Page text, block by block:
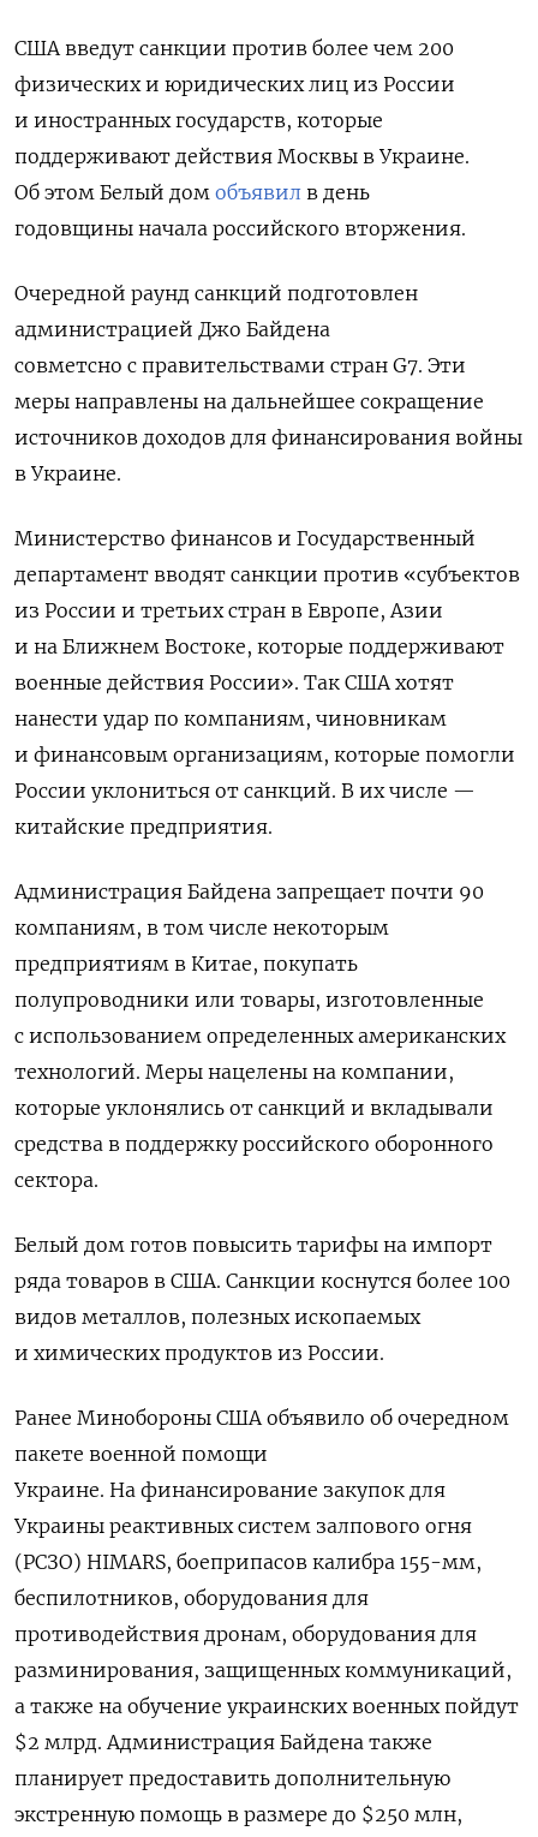
США введут санкции против более чем 200
физических и юридических лиц из России
и иностранных государств, которые
поддерживают действия Москвы в Украине.
Об этом Белый дом объявил в день
годовщины начала российского вторжения.
Очередной раунд санкций подготовлен
администрацией Джо Байдена
совметсно с правительствами стран G7. Эти
меры направлены на дальнейшее сокращение
источников доходов для финансирования войны
в Украине.
Министерство финансов и Государственный
департамент вводят санкции против «субъектов
из России и третьих стран в Европе, Азии
и на Ближнем Востоке, которые поддерживают
военные действия России». Так США хотят
нанести удар по компаниям, чиновникам
и финансовым организациям, которые помогли
России уклониться от санкций. В их числе —
китайские предприятия.
Администрация Байдена запрещает почти 90
компаниям, в том числе некоторым
предприятиям в Китае, покупать
полупроводники или товары, изготовленные
с использованием определенных американских
технологий. Меры нацелены на компании,
которые уклонялись от санкций и вкладывали
средства в поддержку российского оборонного
сектора.
Белый дом готов повысить тарифы на импорт
ряда товаров в США. Санкции коснутся более 100
видов металлов, полезных ископаемых
и химических продуктов из России.
Ранее Минобороны США объявило об очередном
пакете военной помощи
Украине. На финансирование закупок для
Украины реактивных систем залпового огня
(РСЗО) HIMARS, боеприпасов калибра 155-мм,
беспилотников, оборудования для
противодействия дронам, оборудования для
разминирования, защищенных коммуникаций,
а также на обучение украинских военных пойдут
$2 млрд. Администрация Байдена также
планирует предоставить дополнительную
экстренную помощь в размере до $250 млн,